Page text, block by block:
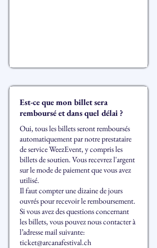
Est-ce que mon billet sera
remboursé et dans quel délai ?
Oui, tous les billets seront remboursés
automatiquement par notre prestataire
de service WeezEvent, y compris les
billets de soutien. Vous recevrez l'argent
sur le mode de paiement que vous avez
utilisé.
Il faut compter une dizaine de jours
ouvrés pour recevoir le remboursement.
Si vous avez des questions concernant
les billets, vous pouvez nous contacter à
l’adresse mail suivante:
ticket@arcanafestival.ch